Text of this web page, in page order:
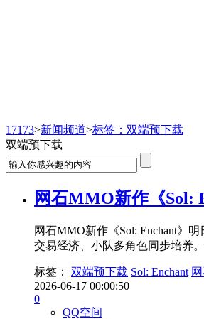
17173>新闻频道>标签：双端预下载
双端预下载
网石MMO新作《Sol:
网石MMO新作《Sol: Enchant》
交易经济、小队多角色同步培养
标签： 双端预下载 Sol: Enchant
2026-06-17 00:00:50
0
QQ空间